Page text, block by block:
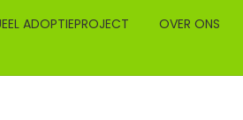
ADOPTIEPROJECT OVER ONS